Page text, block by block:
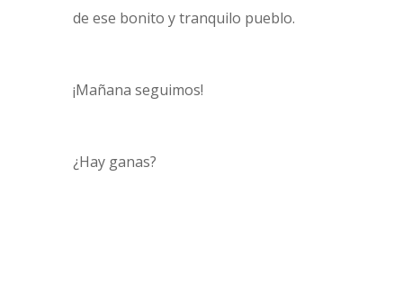
de ese bonito y tranquilo pueblo.
¡Mañana seguimos!
¿Hay ganas?